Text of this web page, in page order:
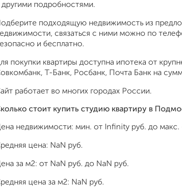
другими подробностями.
подходящую недвижимость из
связаться с ними можно по
и бесплатно.
покупки квартиры доступна ипотека от
Т-Банк, Росбанк, Почта Банк на
работает во многих городах России.
стоит купить студию квартиру в
недвижимости: мин. от Infinity руб. до макс.
цена: NaN руб.
за м2: от NaN руб. до NaN руб.
цена за м2: NaN руб.